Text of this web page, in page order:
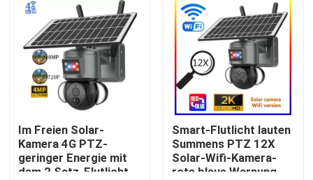
Über uns
Werksbesichtigung
Qualitätskontrolle
Kontakt mit uns
Im Freien Solar-
Kamera 4G PTZ-
geringer Energie mit
dem 2 Satz-Flutlicht
Smart-Flutlicht lauten
Summens PTZ 12X
Solar-Wifi-Kamera-
rote blaue Warnung